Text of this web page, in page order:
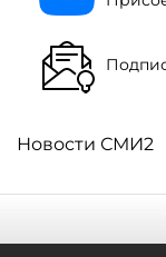
Новости СМИ2